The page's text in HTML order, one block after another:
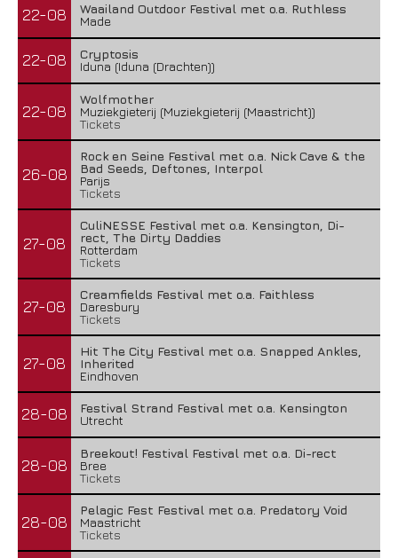
22-08
Waailand Outdoor Festival met o.a. Ruthless
Made
22-08
Cryptosis
Iduna (Iduna (Drachten))
22-08
Wolfmother
Muziekgieterij (Muziekgieterij (Maastricht))
Tickets
26-08
Rock en Seine Festival met o.a. Nick Cave & the
Bad Seeds, Deftones, Interpol
Parijs
Tickets
27-08
CuliNESSE Festival met o.a. Kensington, Di-
rect, The Dirty Daddies
Rotterdam
Tickets
27-08
Creamfields Festival met o.a. Faithless
Daresbury
Tickets
27-08
Hit The City Festival met o.a. Snapped Ankles,
Inherited
Eindhoven
28-08
Festival Strand Festival met o.a. Kensington
Utrecht
28-08
Breekout! Festival Festival met o.a. Di-rect
Bree
Tickets
28-08
Pelagic Fest Festival met o.a. Predatory Void
Maastricht
Tickets